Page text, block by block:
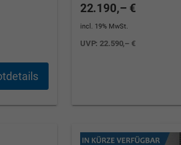
22.190,– €
incl. 19% MwSt.
UVP:22.590,– €